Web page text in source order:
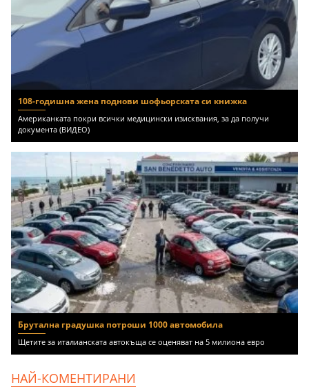
108-годишна жена поднови шофьорската си книжка
Американката покри всички медицински изисквания, за да получи
документа (ВИДЕО)
Брутална градушка потроши 1000 автомобила
Щетите за италианската автокъща се оценяват на 5 милиона евро
НАЙ-КОМЕНТИРАНИ